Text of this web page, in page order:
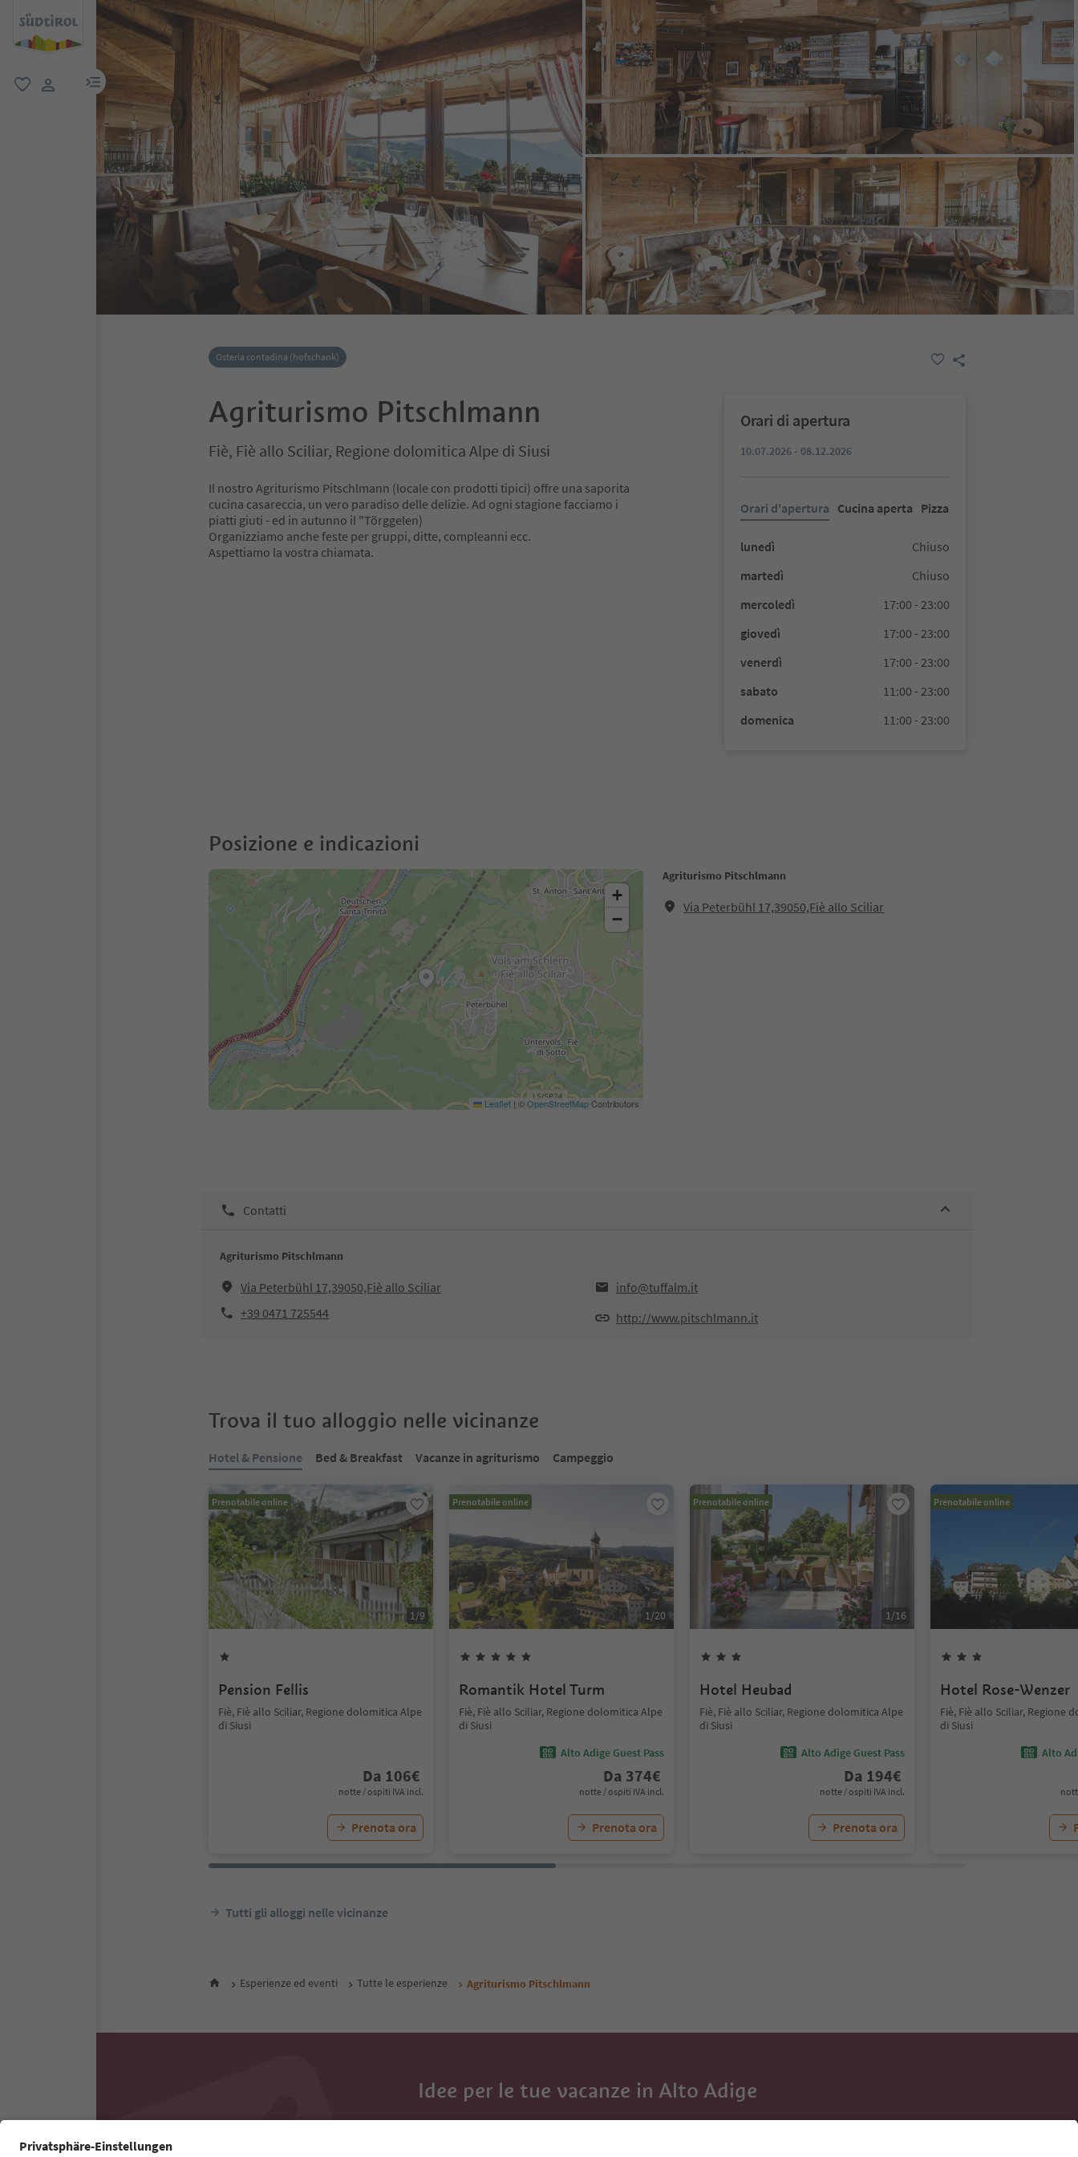
menu link
Osteria contadina (hofschank)
Agriturismo Pitschlmann
Fiè, Fiè allo Sciliar, Regione dolomitica Alpe di Siusi
Il nostro Agriturismo Pitschlmann (locale con prodotti tipici) offre una saporita
cucina casareccia, un vero paradiso delle delizie. Ad ogni stagione facciamo i
piatti giuti - ed in autunno il "Törggelen)
Organizziamo anche feste per gruppi, ditte, compleanni ecc.
Aspettiamo la vostra chiamata.
Orari di apertura
10.07.2026 - 08.12.2026
Orari d'apertura Cucina aperta Pizza
lunedì
Chiuso
martedì
Chiuso
mercoledì
17:00 - 23:00
giovedì
17:00 - 23:00
venerdì
17:00 - 23:00
sabato
11:00 - 23:00
domenica
11:00 - 23:00
Posizione e indicazioni
Agriturismo Pitschlmann
Via Peterbühl 17,39050,Fiè allo Sciliar
+
−
Leaflet | ©OpenStreetMapContributors
Contatti
Agriturismo Pitschlmann
Via Peterbühl 17,39050,Fiè allo Sciliar
info@tuffalm.it
+39 0471 725544
http://www.pitschlmann.it
Trova il tuo alloggio nelle vicinanze
Hotel & Pensione Bed & Breakfast Vacanze in agriturismo Campeggio
Prenotabile online
1/9
Pension Fellis
Fiè, Fiè allo Sciliar, Regione dolomitica Alpe
di Siusi
Da 106€
notte / ospiti IVA incl.
Prenota ora
Prenotabile online
1/20
Romantik Hotel Turm
Fiè, Fiè allo Sciliar, Regione dolomitica Alpe
di Siusi
Alto Adige Guest Pass
Da 374€
notte / ospiti IVA incl.
Prenota ora
Prenotabile online
1/16
Hotel Heubad
Fiè, Fiè allo Sciliar, Regione dolomitica Alpe
di Siusi
Alto Adige Guest Pass
Da 194€
notte / ospiti IVA incl.
Prenota ora
Prenotabile online
Hotel Rose-Wenzer
Fiè, Fiè allo Sciliar, Regione
di Siusi
Alto
Tutti gli alloggi nelle vicinanze
Esperienze ed eventi Tutte le esperienze Agriturismo Pitschlmann
Idee per le tue vacanze in Alto Adige
Con la newsletter dell’Alto Adige ricevi consigli per le tue vacanze,